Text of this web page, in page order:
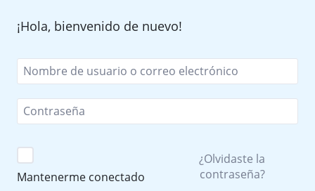
¡Hola, bienvenido de nuevo!
Mantenerme conectado
¿Olvidaste la
contraseña?